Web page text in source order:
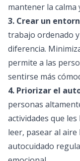
mantener la calma
3. Crear un
trabajo ordenado
diferencia.
permite a las
sentirse más
4. Priorizar el
personas
actividades que
leer, pasear al
autocuidado